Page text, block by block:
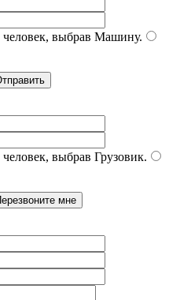
выбрав Машину.
выбрав Грузовик.